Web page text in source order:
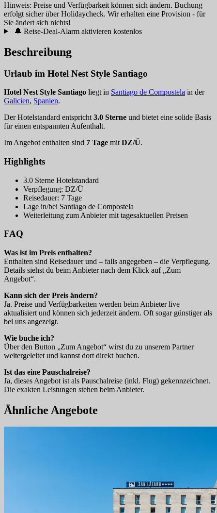
Hinweis: Preise und Verfügbarkeit können sich ändern. Buchung
erfolgt sicher über Holidaycheck. Wir erhalten eine Provision - für
Sie ändert sich nichts!
🔔 Reise-Deal-Alarm aktivieren kostenlos
Beschreibung
Urlaub im Hotel Nest Style Santiago
Hotel Nest Style Santiago liegt in Santiago de Compostela in der
Galicien, Spanien.
Der Hotelstandard entspricht 3.0 Sterne und bietet eine solide Basis
für einen entspannten Aufenthalt.
Im Angebot enthalten sind 7 Tage mit DZ/Ü.
Highlights
3.0 Sterne Hotelstandard
Verpflegung: DZ/Ü
Reisedauer: 7 Tage
Lage in/bei Santiago de Compostela
Weiterleitung zum Anbieter mit tagesaktuellen Preisen
FAQ
Was ist im Preis enthalten?
Enthalten sind Reisedauer und – falls angegeben – die Verpflegung.
Details siehst du beim Anbieter nach dem Klick auf „Zum
Angebot“.
Kann sich der Preis ändern?
Ja. Preise und Verfügbarkeiten werden beim Anbieter live
aktualisiert und können sich jederzeit ändern. Oft sogar günstiger als
bei uns angezeigt.
Wie buche ich?
Über den Button „Zum Angebot“ wirst du zu unserem Partner
weitergeleitet und kannst dort direkt buchen.
Ist das eine Pauschalreise?
Ja, dieses Angebot ist als Pauschalreise (inkl. Flug) gekennzeichnet.
Die exakten Leistungen stehen beim Anbieter.
Ähnliche Angebote